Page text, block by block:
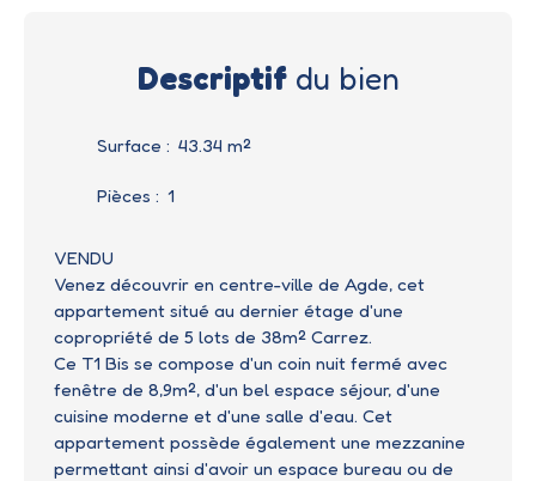
Descriptifdu bien
Surface : 43.34 m²
Pièces : 1
VENDU
Venez découvrir en centre-ville de Agde, cet
appartement situé au dernier étage d'une
copropriété de 5 lots de 38m² Carrez.
Ce T1 Bis se compose d'un coin nuit fermé avec
fenêtre de 8,9m², d'un bel espace séjour, d'une
cuisine moderne et d'une salle d'eau. Cet
appartement possède également une mezzanine
permettant ainsi d'avoir un espace bureau ou de